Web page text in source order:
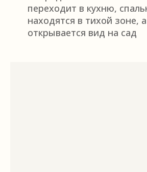
переходит в кухню,
находятся в тихой зоне,
открывается вид на сад